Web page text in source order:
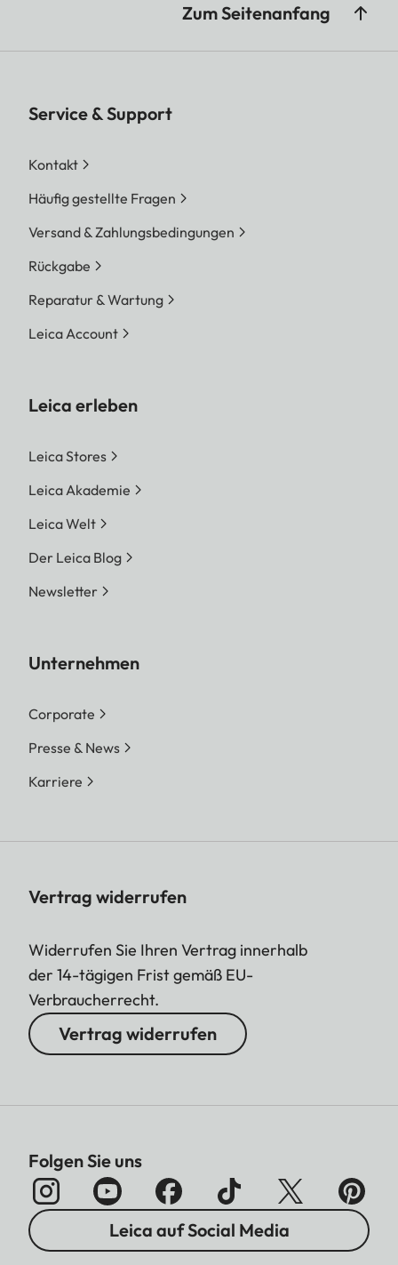
Zum Seitenanfang
Service & Support
Kontakt
Häufig gestellte Fragen
Versand & Zahlungsbedingungen
Rückgabe
Reparatur & Wartung
Leica Account
Leica erleben
Leica Stores
Leica Akademie
Leica Welt
Der Leica Blog
Newsletter
Unternehmen
Corporate
Presse & News
Karriere
Vertrag widerrufen
Widerrufen Sie Ihren Vertrag innerhalb
der 14-tägigen Frist gemäß EU-
Verbraucherrecht.
Vertrag widerrufen
Folgen Sie uns
Leica auf Social Media